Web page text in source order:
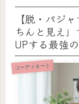
【脱・パジ
ちんと見え
UPする最強
コーディネート